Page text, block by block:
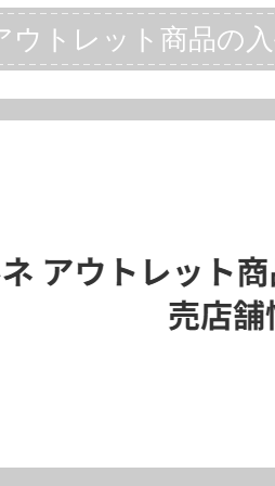
ウトレット商品の